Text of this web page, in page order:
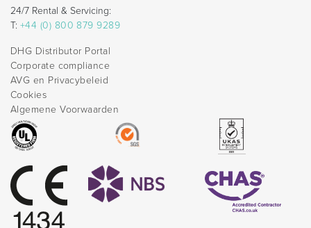
24/7 Rental & Servicing:
T: +44 (0) 800 879 9289
DHG Distributor Portal
Corporate compliance
AVG en Privacybeleid
Cookies
Algemene Voorwaarden